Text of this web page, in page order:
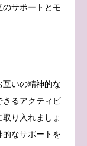
サポートとモ
互いの精神的な
きるアクティビ
り入れましょ
的なサポートを